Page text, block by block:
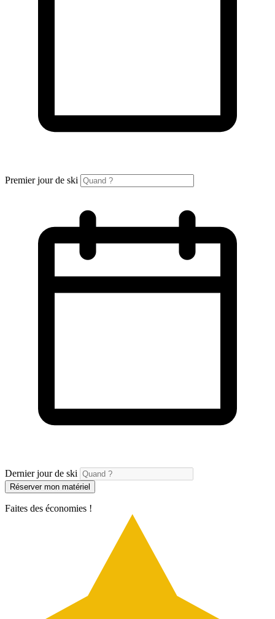
Premier jour de ski
Dernier jour de ski
Réserver mon matériel
Faites des économies !